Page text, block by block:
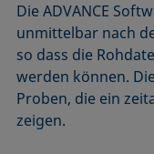
Die ADVANCE
unmittelbar nach
so dass die
werden können.
Proben, die ein
zeigen.